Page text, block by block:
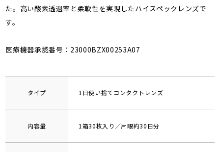
た。高い酸素透過率と柔軟性を実現したハイスペックレンズで
す。
医療機器承認番号：23000BZX00253A07
タイプ 1日使い捨てコンタクトレンズ
内容量 1箱30枚入り／片眼約30日分